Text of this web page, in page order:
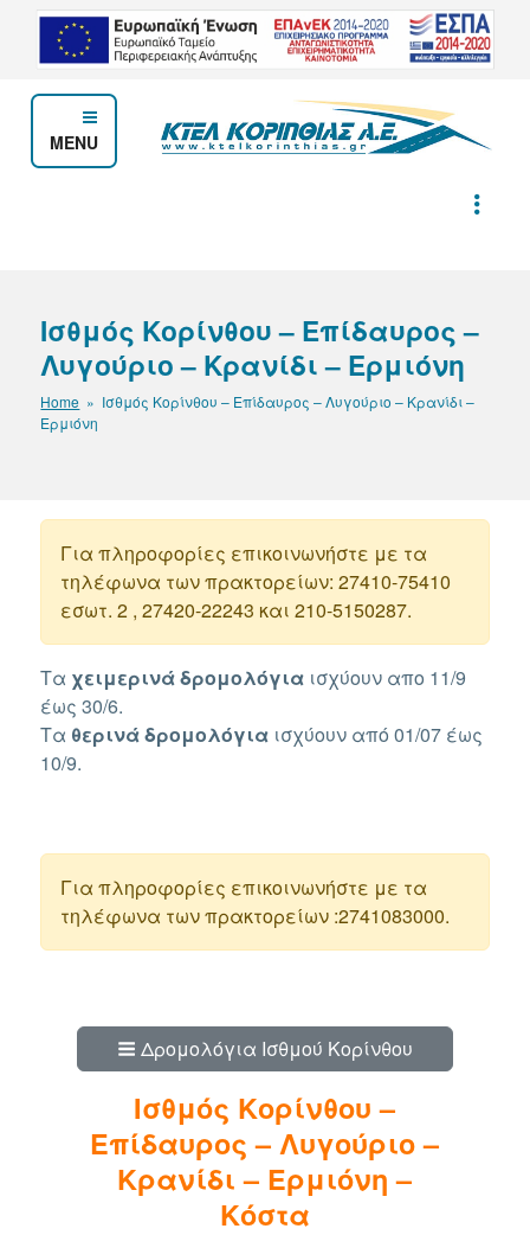
Μετάβαση
περιεχόμενο
MENU
Ισθμός Κορίνθου – Επίδαυρος –
Λυγούριο – Κρανίδι – Ερμιόνη
Home » Ισθμός Κορίνθου – Επίδαυρος – Λυγούριο – Κρανίδι –
Ερμιόνη
Για πληροφορίες επικοινωνήστε με τα
τηλέφωνα των πρακτορείων: 27410-75410
εσωτ. 2 , 27420-22243 και 210-5150287.
Τα χειμερινά δρομολόγια ισχύουν απο 11/9
έως 30/6.
Τα θερινάδρομολόγια ισχύουν από 01/07 έως
10/9.
Για πληροφορίες επικοινωνήστε με τα
τηλέφωνα των πρακτορείων :2741083000.
Ισθμός Κορίνθου –
Επίδαυρος – Λυγούριο –
Κρανίδι – Ερμιόνη –
Κόστα
Δρομολόγια Ισθμού Κορίνθου